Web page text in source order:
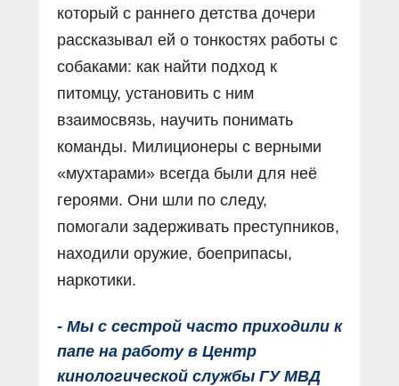
который с раннего детства дочери
рассказывал ей о тонкостях работы с
собаками: как найти подход к
питомцу, установить с ним
взаимосвязь, научить понимать
команды. Милиционеры с верными
«мухтарами» всегда были для неё
героями. Они шли по следу,
помогали задерживать преступников,
находили оружие, боеприпасы,
наркотики.
- Мы с сестрой часто приходили к
папе на работу в Центр
кинологической службы ГУ МВД